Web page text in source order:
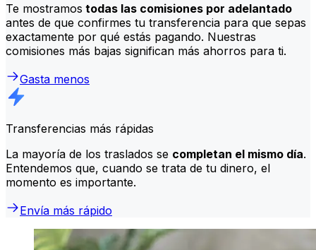
Te mostramos todas las comisiones por adelantado
antes de que confirmes tu transferencia para que sepas
exactamente por qué estás pagando. Nuestras
comisiones más bajas significan más ahorros para ti.
Gasta menos
Transferencias más rápidas
La mayoría de los traslados se completan el mismo día.
Entendemos que, cuando se trata de tu dinero, el
momento es importante.
Envía más rápido